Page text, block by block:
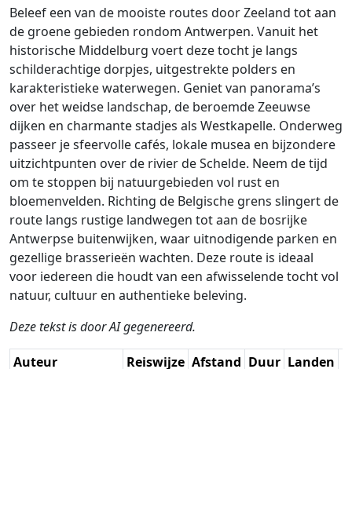
Beleef een van de mooiste routes door Zeeland tot aan
de groene gebieden rondom Antwerpen. Vanuit het
historische Middelburg voert deze tocht je langs
schilderachtige dorpjes, uitgestrekte polders en
karakteristieke waterwegen. Geniet van panorama’s
over het weidse landschap, de beroemde Zeeuwse
dijken en charmante stadjes als Westkapelle. Onderweg
passeer je sfeervolle cafés, lokale musea en bijzondere
uitzichtpunten over de rivier de Schelde. Neem de tijd
om te stoppen bij natuurgebieden vol rust en
bloemenvelden. Richting de Belgische grens slingert de
route langs rustige landwegen tot aan de bosrijke
Antwerpse buitenwijken, waar uitnodigende parken en
gezellige brasserieën wachten. Deze route is ideaal
voor iedereen die houdt van een afwisselende tocht vol
natuur, cultuur en authentieke beleving.
Deze tekst is door AI gegenereerd.
Auteur Reiswijze Afstand Duur Landen